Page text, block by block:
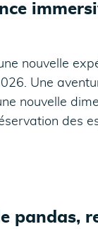
nouvelle
Une
nouvelle
des
pandas,